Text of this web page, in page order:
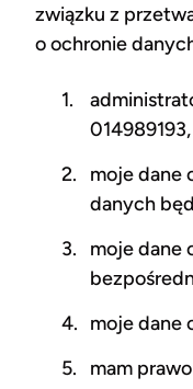
związku z
o ochronie
014989193,
moje dane
danych
moje dane
moje dane
mam